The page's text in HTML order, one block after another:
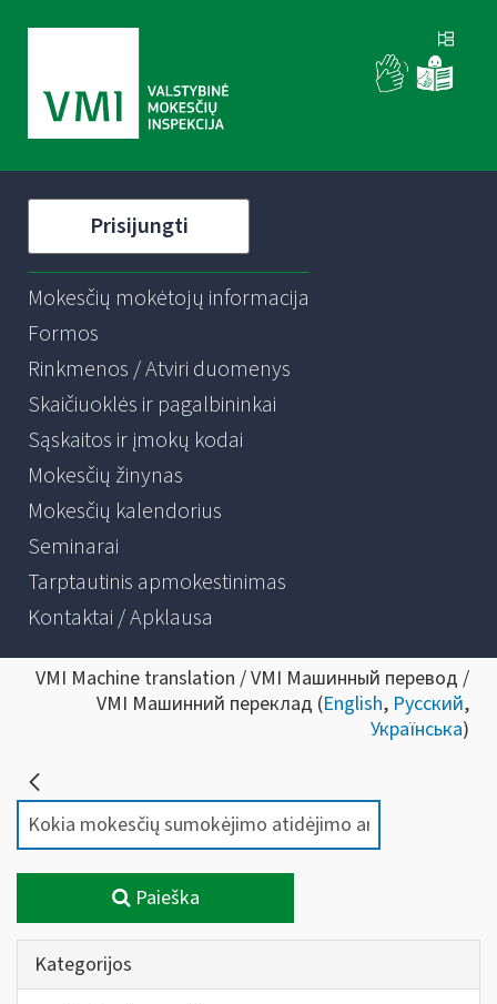
Prisijungti
Mokesčių mokėtojų informacija
Formos
Rinkmenos / Atviri duomenys
Skaičiuoklės ir pagalbininkai
Sąskaitos ir įmokų kodai
Mokesčių žinynas
Mokesčių kalendorius
Seminarai
Tarptautinis apmokestinimas
Kontaktai / Apklausa
VMI Machine translation / VMI Машинный перевод /
VMI Машинний переклад (English, Русский,
Українська)
Paieška
Kategorijos